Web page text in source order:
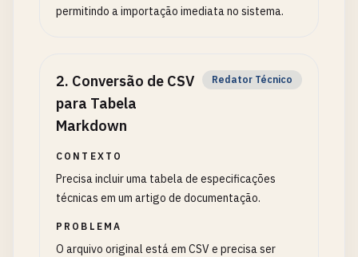
permitindo a importação imediata no sistema.
2. Conversão de CSV
para Tabela
Markdown
Redator Técnico
CONTEXTO
Precisa incluir uma tabela de especificações
técnicas em um artigo de documentação.
PROBLEMA
O arquivo original está em CSV e precisa ser